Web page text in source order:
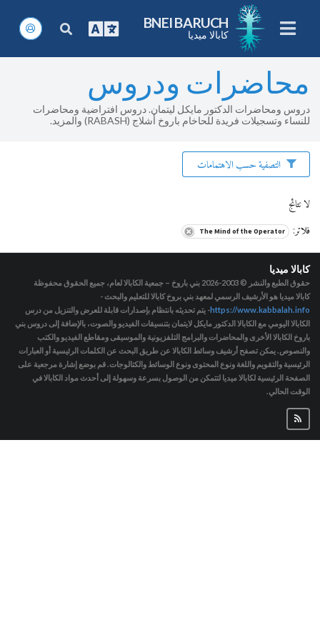
BNEI BARUCH
كابالا ميديا
محاضرات ودروس
دروس ومحاضرات الدكتور مايكل ليتمان. دروس افتراضية ومحاضرات
للنساء وتسجيلات فريدة للحاخام باروخ أشلاج (RABASH) والمزيد.
التصفية حسب الاهتمامات
لا نتائج
فلاتر :
The Mind of the Operator
كابالا ميديا
حقوق الطبع والنشر © 2003-2026
بني باروخ – جمعية الكابالا لعام، جميع الحقوق محفوظة
كابالا ميديا هو الأرشيف الرسمي لمعهد بني بروخ كابالا للتعليم والبحث -
https://www.kabbalah.info- يتم تحديثه بانتظام بإصدارات قابلة للعرض والتنزيل من درس
الكابالا اليومي مع الكابالا الدكتور مايكل لايتمان بتنسيقات الفيديو والصوت، بالإضافة إلى دروس بني
باروخ الكابالا الأخرى والمحاضرات والبرامج التلفزيونية والموسيقى ومقاطع الفيديو والكتب
والنصوص. يمكن تصفح أرشيف وسائط الكابالا عن طريق البحث عن الكلمات الرئيسية أو العبارات
الرئيسية والتقويم واللغة ونوع المحتوى ونوع الوسائط والكتالوجات. قم بوضع إشارة مرجعية على
الصفحة الرئيسية لكابالا ميديا لتتمكن من الوصول بسرعة وسهولة إلى أحدث مواد الكابالا في
الوقت الحالي.